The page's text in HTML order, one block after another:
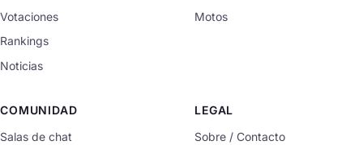
Votaciones
Rankings
Noticias
Motos
COMUNIDAD
Salas de chat
LEGAL
Sobre / Contacto